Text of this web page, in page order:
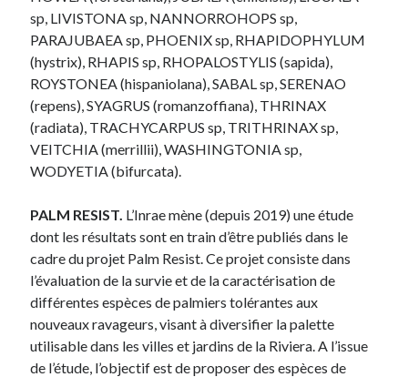
sp, LIVISTONA sp, NANNORROHOPS sp,
PARAJUBAEA sp, PHOENIX sp, RHAPIDOPHYLUM
(hystrix), RHAPIS sp, RHOPALOSTYLIS (sapida),
ROYSTONEA (hispaniolana), SABAL sp, SERENAO
(repens), SYAGRUS (romanzoffiana), THRINAX
(radiata), TRACHYCARPUS sp, TRITHRINAX sp,
VEITCHIA (merrillii), WASHINGTONIA sp,
WODYETIA (bifurcata).
PALM RESIST. L’Inrae mène (depuis 2019) une étude
dont les résultats sont en train d’être publiés dans le
cadre du projet Palm Resist. Ce projet consiste dans
l’évaluation de la survie et de la caractérisation de
différentes espèces de palmiers tolérantes aux
nouveaux ravageurs, visant à diversifier la palette
utilisable dans les villes et jardins de la Riviera. A l’issue
de l’étude, l’objectif est de proposer des espèces de